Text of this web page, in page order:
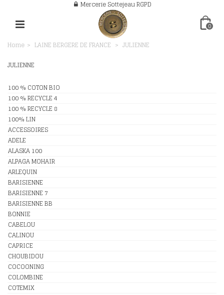
Mercerie Sottejeau RGPD
0
Home > LAINE BERGERE DE FRANCE > JULIENNE
JULIENNE
100 % COTON BIO
100 % RECYCLE 4
100 % RECYCLE 8
100% LIN
ACCESSOIRES
ADELE
ALASKA 100
ALPAGA MOHAIR
ARLEQUIN
BARISIENNE
BARISIENNE 7
BARISIENNE BB
BONNIE
CABELOU
CALINOU
CAPRICE
CHOUBIDOU
COCOONING
COLOMBINE
COTEMIX